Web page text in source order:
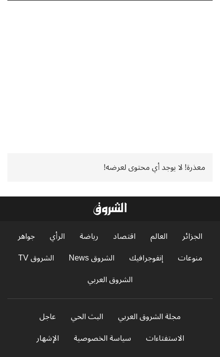
معذرة! لا يوجد أي محتوى لعرضه!
الجزائر العالم اقتصاد رياضة الرأي
جواهر
منوعات
إنفوجرافيك الشروق News
الشروق TV
الشروق العربي
مجلة الشروق العربي البث الحي
عاجل
الاستفتاءات
سياسة الخصوصية الإشهار